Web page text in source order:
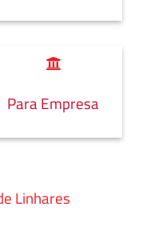
Para Empresa
Linhares